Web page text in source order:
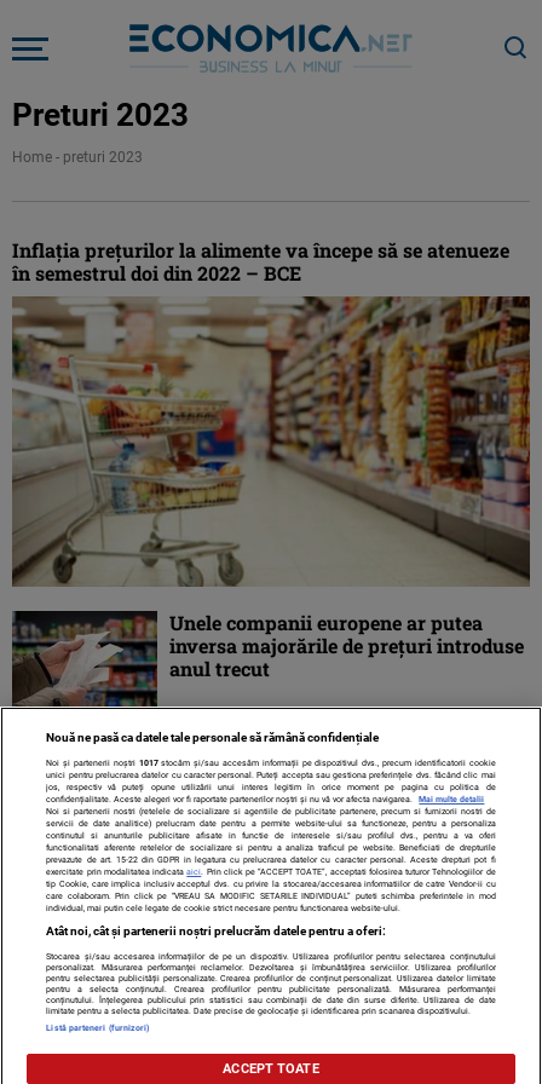
Preturi 2023
Home - preturi 2023
Inflaţia preţurilor la alimente va începe să se atenueze
în semestrul doi din 2022 – BCE
Unele companii europene ar putea
inversa majorările de preţuri introduse
anul trecut
Contact Despre noi Termeni și condiții
Citarea se poate face în limita a 250 de semne. Nici o instituţie sau persoană
(site-uri, instituţii mass-media, firme de monitorizare) nu poate reproduce
Nouă ne pasă ca datele tale personale să rămână confidențiale
Noi și partenerii noștri 1017stocăm și/sau accesăm informații pe dispozitivul dvs., precum identificatorii cookie
unici pentru prelucrarea datelor cu caracter personal. Puteți accepta sau gestiona preferințele dvs. făcând clic mai
jos, respectiv vă puteți opune utilizării unui interes legitim în orice moment pe pagina cu politica de
confidențialitate. Aceste alegeri vor fi raportate partenerilor noștri și nu vă vor afecta navigarea.
Mai multe detalii
Noi si partenerii nostri (retelele de socializare si agentiile de publicitate partenere, precum si furnizorii nostri de
servicii de date analitice) prelucram date pentru a permite website-ului sa functioneze, pentru a personaliza
continutul si anunturile publicitare afisate in functie de interesele si/sau profilul dvs., pentru a va oferi
functionalitati aferente retelelor de socializare si pentru a analiza traficul pe website. Beneficiati de drepturile
prevazute de art. 15-22 din GDPR in legatura cu prelucrarea datelor cu caracter personal. Aceste drepturi pot fi
exercitate prin modalitatea indicataaici . Prin click pe “ACCEPT TOATE”, acceptati folosirea tuturor Tehnologiilor de
tip Cookie, care implica inclusiv acceptul dvs. cu privire la stocarea/accesarea informatiilor de catre Vendor-ii cu
care colaboram. Prin click pe “VREAU SA MODIFIC SETARILE INDIVIDUAL” puteti schimba preferintele in mod
individual, mai putin cele legate de cookie strict necesare pentru functionarea website-ului.
Atât noi, cât și partenerii noștri prelucrăm datele pentru a oferi:
Stocarea și/sau accesarea informațiilor de pe un dispozitiv. Utilizarea profilurilor pentru selectarea conținutului
personalizat. Măsurarea performanței reclamelor. Dezvoltarea și îmbunătățirea serviciilor. Utilizarea profilurilor
pentru selectarea publicității personalizate. Crearea profilurilor de conținut personalizat. Utilizarea datelor limitate
pentru a selecta conținutul. Crearea profilurilor pentru publicitate personalizată. Măsurarea performanței
conținutului. Înțelegerea publicului prin statistici sau combinații de date din surse diferite. Utilizarea de date
limitate pentru a selecta publicitatea. Date precise de geolocație și identificarea prin scanarea dispozitivului.
Listă parteneri (furnizori)
ACCEPT TOATE